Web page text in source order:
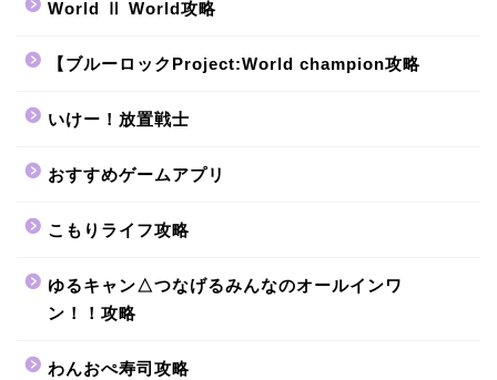
World Ⅱ World攻略
【ブルーロックProject:World champion攻略
いけー！放置戦士
おすすめゲームアプリ
こもりライフ攻略
ゆるキャン△つなげるみんなのオールインワ
ン！！攻略
わんおぺ寿司攻略